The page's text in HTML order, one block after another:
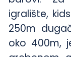
igralište,
250m
oko 400m,